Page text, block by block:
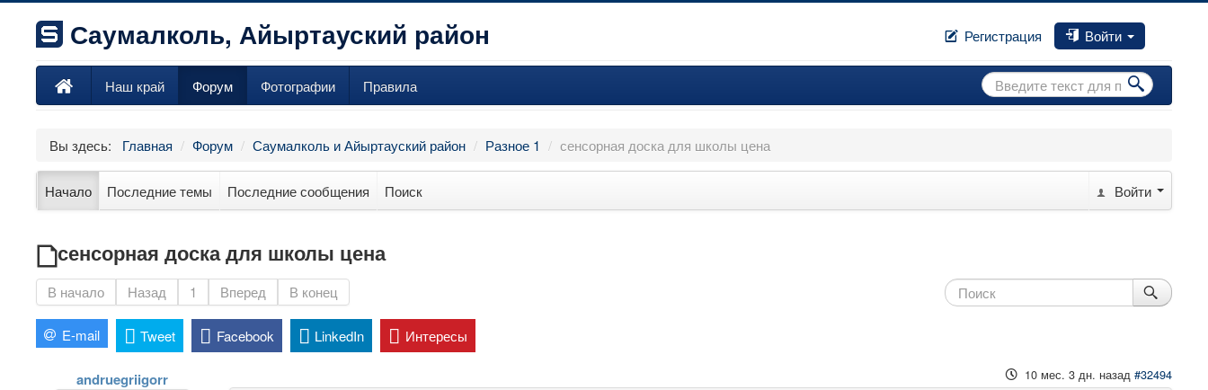
Саумалколь, Айыртауский район Регистрация Войти
Наш край Форум Фотографии Правила Искать...
Вы здесь: Главная / Форум / Саумалколь и Айыртауский район / Разное 1 / сенсорная доска для школы цена
Начало Последние темы Последние сообщения Поиск Войти
сенсорная доска для школы цена
В начало Назад 1 Вперед В конец
E-mail Tweet Facebook LinkedIn Интересы
andruegriigorr 10 мес. 3 дн. назад #32494